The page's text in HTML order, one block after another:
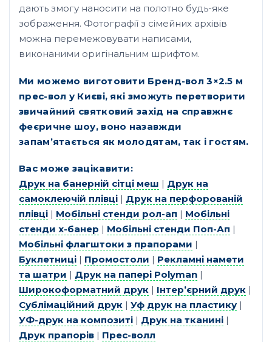
дають змогу наносити на полотно будь-яке
зображення. Фотографії з сімейних архівів
можна перемежовувати написами,
виконаними оригінальним шрифтом.
Ми можемо виготовити Бренд-вол 3×2.5 м
прес-вол у Києві, які зможуть перетворити
звичайний святковий захід на справжнє
феєричне шоу, воно назавжди
запам’ятається як молодятам, так і гостям.
Вас може зацікавити:
Друк на банерній сітці меш | Друк на
самоклеючій плівці | Друк на перфорованій
плівці | Мобільні стенди рол-ап | Мобільні
стенди х-банер | Мобільні стенди Поп-Ап |
Мобільні флагштоки з прапорами |
Буклетниці | Промостоли | Рекламні намети
та шатри | Друк на папері Polyman |
Широкоформатний друк | Інтер’єрний друк |
Сублімаційний друк | Уф друк на пластику |
УФ-друк на композиті | Друк на тканині |
Друк прапорів | Прес-волл